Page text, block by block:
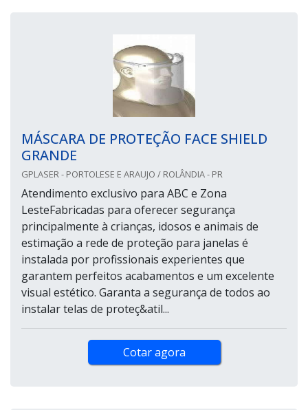
MÁSCARA DE PROTEÇÃO FACE SHIELD
GRANDE
GPLASER - PORTOLESE E ARAUJO / ROLÂNDIA - PR
Atendimento exclusivo para ABC e Zona
LesteFabricadas para oferecer segurança
principalmente à crianças, idosos e animais de
estimação a rede de proteção para janelas é
instalada por profissionais experientes que
garantem perfeitos acabamentos e um excelente
visual estético. Garanta a segurança de todos ao
instalar telas de proteç&atil...
Cotar agora